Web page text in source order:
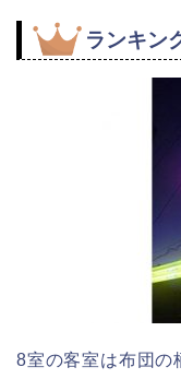
ランキン
8室の客室は布団の